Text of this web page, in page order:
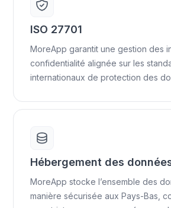
ISO 27701
MoreApp garantit une gestion des
confidentialité alignée sur les
internationaux de protection des
Hébergement des
MoreApp stocke l’ensemble des
manière sécurisée aux Pays-Bas,